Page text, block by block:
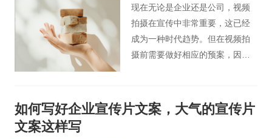
现在无论是企业还是公司，视频
拍摄在宣传中非常重要，这已经
成为一种时代趋势。但在视频拍
摄前需要做好相应的预案，因为
宣传片视频内容会有所不同。那
么，对于企业专题片拍摄方案，
如何写好企业宣传片文案，大气的宣传片
文案这样写